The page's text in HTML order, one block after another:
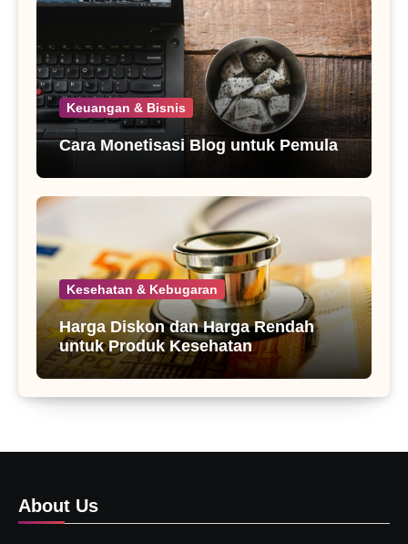
Keuangan & Bisnis
Cara Monetisasi Blog untuk Pemula
Kesehatan & Kebugaran
Harga Diskon dan Harga Rendah
untuk Produk Kesehatan
About Us